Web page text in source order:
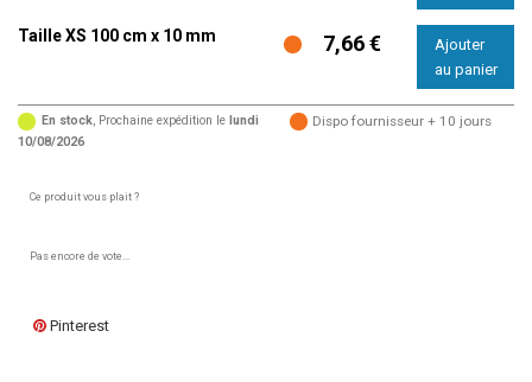
Taille XS 100 cm x 10 mm 7,66 €
En stock, Prochaine expédition le lundi
10/08/2026
Dispo fournisseur + 10 jours
Ce produit vous plait ?
Pas encore de vote...
Pinterest